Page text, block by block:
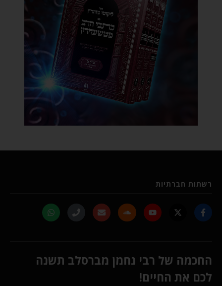
רשתות חברתיות
החכמה של רבי נחמן מברסלב תשנה
לכם את החיים!